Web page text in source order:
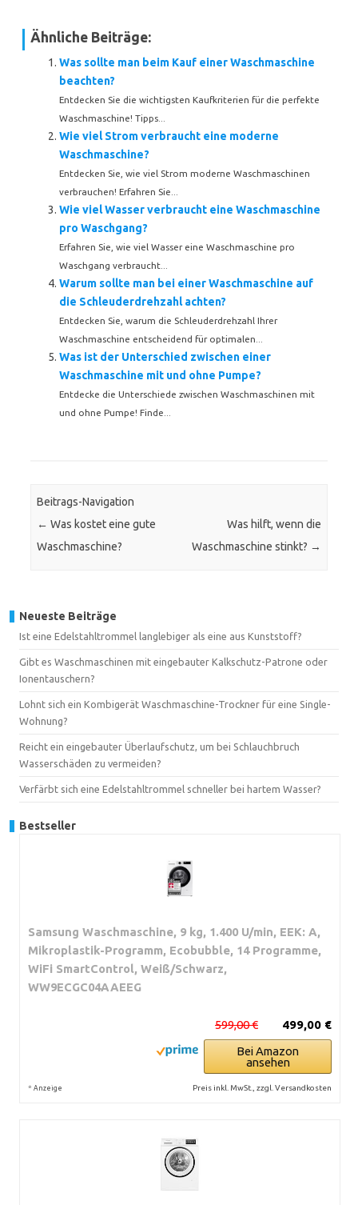
Ähnliche Beiträge:
Was sollte man beim Kauf einer Waschmaschine
beachten?
Entdecken Sie die wichtigsten Kaufkriterien für die perfekte
Waschmaschine! Tipps...
Wie viel Strom verbraucht eine moderne
Waschmaschine?
Entdecken Sie, wie viel Strom moderne Waschmaschinen
verbrauchen! Erfahren Sie...
Wie viel Wasser verbraucht eine Waschmaschine
pro Waschgang?
Erfahren Sie, wie viel Wasser eine Waschmaschine pro
Waschgang verbraucht...
Warum sollte man bei einer Waschmaschine auf
die Schleuderdrehzahl achten?
Entdecken Sie, warum die Schleuderdrehzahl Ihrer
Waschmaschine entscheidend für optimalen...
Was ist der Unterschied zwischen einer
Waschmaschine mit und ohne Pumpe?
Entdecke die Unterschiede zwischen Waschmaschinen mit
und ohne Pumpe! Finde...
Beitrags-Navigation
← Was kostet eine gute
Waschmaschine?
Was hilft, wenn die
Waschmaschine stinkt? →
Neueste Beiträge
Ist eine Edelstahltrommel langlebiger als eine aus Kunststoff?
Gibt es Waschmaschinen mit eingebauter Kalkschutz-Patrone oder
Ionentauschern?
Lohnt sich ein Kombigerät Waschmaschine-Trockner für eine Single-
Wohnung?
Reicht ein eingebauter Überlaufschutz, um bei Schlauchbruch
Wasserschäden zu vermeiden?
Verfärbt sich eine Edelstahltrommel schneller bei hartem Wasser?
Bestseller
Samsung Waschmaschine, 9 kg, 1.400 U/min, EEK: A,
Mikroplastik-Programm, Ecobubble, 14 Programme,
WiFi SmartControl, Weiß/Schwarz,
WW9ECGC04AAEEG
499,00 €
599,00 €
Bei Amazon
ansehen
* Anzeige Preis inkl. MwSt., zzgl. Versandkosten